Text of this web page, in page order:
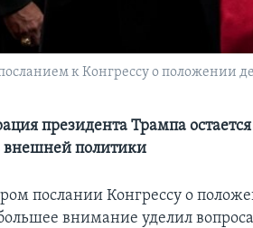
к Конгрессу о положении
президента Трампа
политики
послании Конгрессу о
внимание уделил